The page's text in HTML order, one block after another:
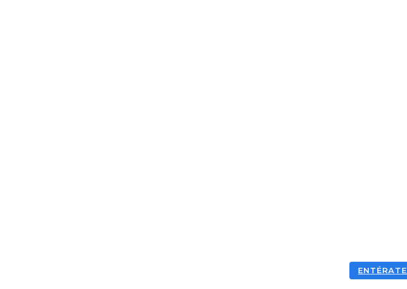
ENTÉRATE